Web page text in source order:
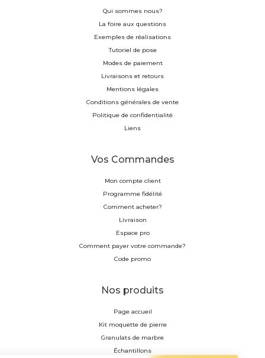
Qui sommes nous?
La foire aux questions
Exemples de réalisations
Tutoriel de pose
Modes de paiement
Livraisons et retours
Mentions légales
Conditions générales de vente
Politique de confidentialité
Liens
Vos Commandes
Mon compte client
Programme fidélité
Comment acheter?
Livraison
Espace pro
Comment payer votre commande?
Code promo
Nos produits
Page accueil
Kit moquette de pierre
Granulats de marbre
Échantillons